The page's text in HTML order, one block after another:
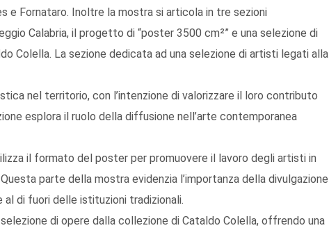
e Fornataro. Inoltre la mostra si articola in tre sezioni
Calabria, il progetto di “poster 3500 cm²” e una selezione di
Colella. La sezione dedicata ad una selezione di artisti legati alla
nel territorio, con l’intenzione di valorizzare il loro contributo
esplora il ruolo della diffusione nell’arte contemporanea
il formato del poster per promuovere il lavoro degli artisti in
parte della mostra evidenzia l’importanza della divulgazione
di fuori delle istituzioni tradizionali.
di opere dalla collezione di Cataldo Colella, offrendo una